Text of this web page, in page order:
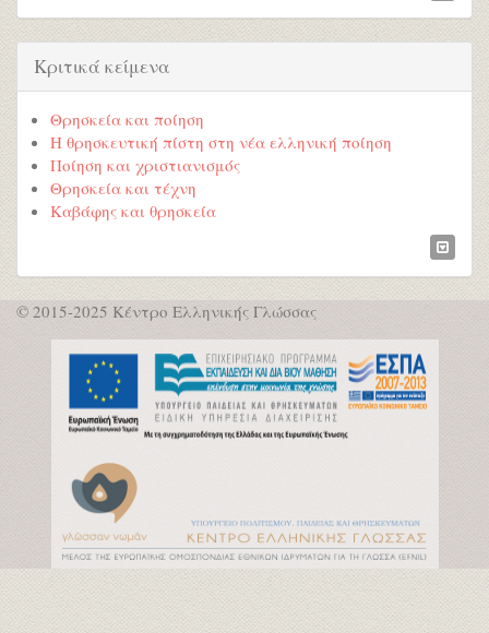
Κριτικά κείμενα
Θρησκεία και ποίηση
Η θρησκευτική πίστη στη νέα ελληνική ποίηση
Ποίηση και χριστιανισμός
Θρησκεία και τέχνη
Καβάφης και θρησκεία
© 2015-2025 Κέντρο Ελληνικής Γλώσσας